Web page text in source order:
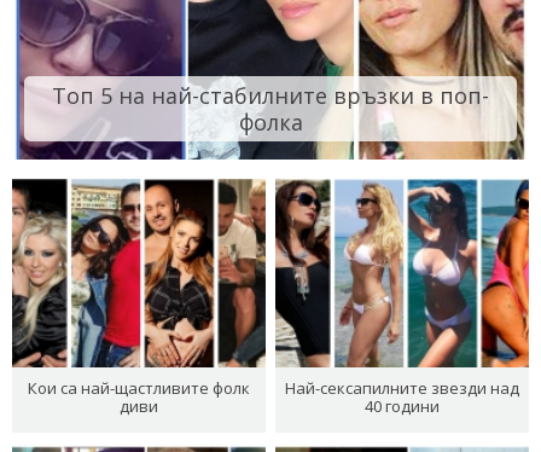
Топ 5 на най-стабилните връзки в поп-
фолка
Кои са най-щастливите фолк
диви
Най-сексапилните звезди над
40 години